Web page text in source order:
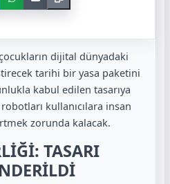
dijital dünyadaki
tarihi bir yasa paketini
kabul edilen tasarıya
kullanıcılara insan
zorunda kalacak.
TASARI